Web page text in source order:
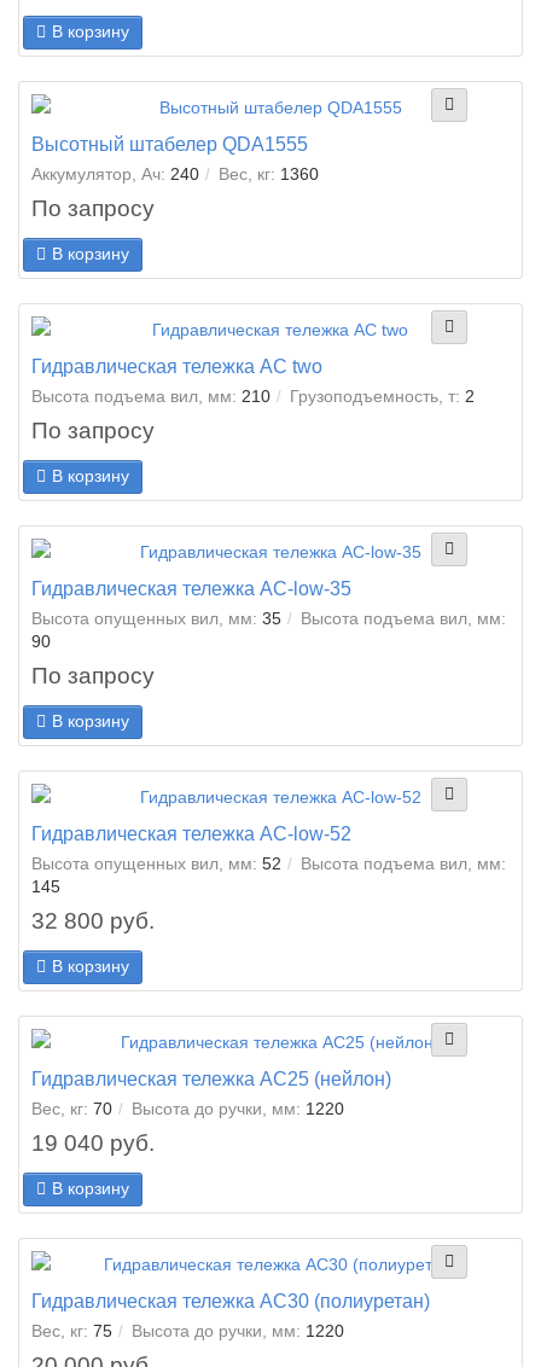
В корзину
Высотный штабелер QDA1555
Аккумулятор, Ач: 240 Вес, кг: 1360
По запросу
В корзину
Гидравлическая тележка AC two
Высота подъема вил, мм: 210 Грузоподъемность, т: 2
По запросу
В корзину
Гидравлическая тележка AC-low-35
Высота опущенных вил, мм: 35
Высота подъема вил, мм:
90
По запросу
В корзину
Гидравлическая тележка AC-low-52
Высота опущенных вил, мм: 52
Высота подъема вил, мм:
145
32 800 руб.
В корзину
Гидравлическая тележка AC25 (нейлон)
Вес, кг: 70 Высота до ручки, мм: 1220
19 040 руб.
В корзину
Гидравлическая тележка AC30 (полиуретан)
Вес, кг: 75 Высота до ручки, мм: 1220